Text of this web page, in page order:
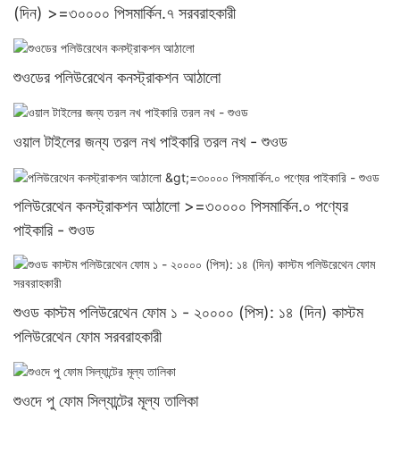
(দিন) >=৩০০০০ পিসমার্কিন.৭ সরবরাহকারী
শুওডের পলিউরেথেন কনস্ট্রাকশন আঠালো
ওয়াল টাইলের জন্য তরল নখ পাইকারি তরল নখ - শুওড
পলিউরেথেন কনস্ট্রাকশন আঠালো >=৩০০০০ পিসমার্কিন.০ পণ্যের
পাইকারি - শুওড
শুওড কাস্টম পলিউরেথেন ফোম ১ - ২০০০০ (পিস): ১৪ (দিন) কাস্টম
পলিউরেথেন ফোম সরবরাহকারী
শুওদে পু ফোম সিল্যান্টের মূল্য তালিকা